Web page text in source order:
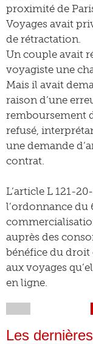
proximité de
Voyages avait
de rétractation.
Un couple avait
voyagiste une
Mais il avait
raison d’une
remboursement
refusé,
une demande
contrat.
L’article L 121-
l’ordonnance du
auprès des
bénéfice du droit
aux voyages
en ligne.
Les